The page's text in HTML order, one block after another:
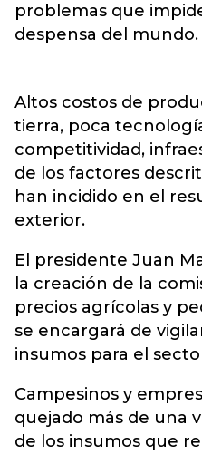
problemas que
despensa del mundo.
Altos costos de
tierra, poca
competitividad,
de los factores
han incidido en el
exterior.
El presidente Juan
la creación de la
precios agrícolas y
se encargará de
insumos para el
Campesinos y
quejado más de una
de los insumos que